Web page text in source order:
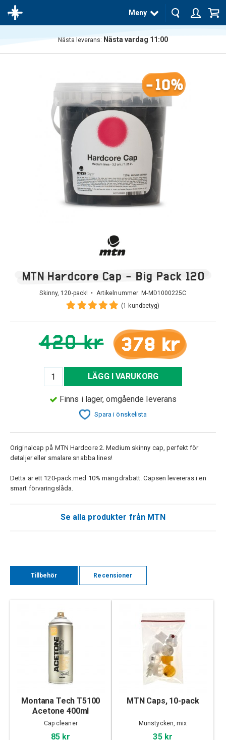
Meny
Nästa leverans: Nästa vardag 11:00
-10%
MTN Hardcore Cap - Big Pack 120
Skinny, 120-pack! • Artikelnummer: M-MD1000225C
(1 kundbetyg)
420 kr 378 kr
LÄGG I VARUKORG
Finns i lager, omgående leverans
Spara i önskelista
Originalcap på MTN Hardcore 2. Medium skinny cap, perfekt för
detaljer eller smalare snabba lines!
Detta är ett 120-pack med 10% mängdrabatt. Capsen levereras i en
smart förvaringslåda.
Se alla produkter från MTN
Tillbehör Recensioner
Montana Tech T5100
Acetone 400ml
Cap cleaner
85 kr
MTN Caps, 10-pack
Munstycken, mix
35 kr